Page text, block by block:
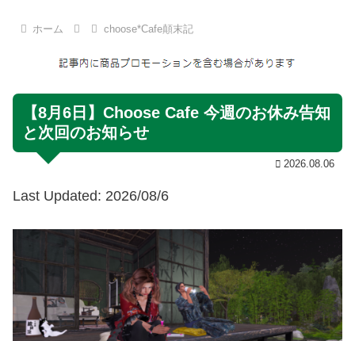
ホーム choose*Cafe顛末記
【8月6日】Choose Cafe 今週のお休み告知
と次回のお知らせ
2026.08.06
Last Updated: 2026/08/6